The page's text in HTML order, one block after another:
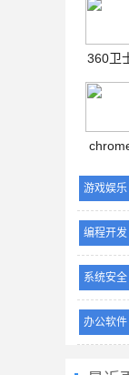
360卫
游戏娱乐
编程开发
系统安全
办公软件